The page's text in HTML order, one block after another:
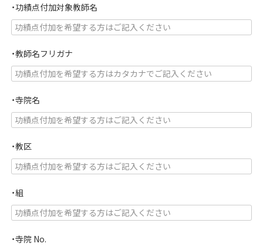
・功績点付加対象教師名
・教師名フリガナ
・寺院名
・教区
・組
・寺院 No.